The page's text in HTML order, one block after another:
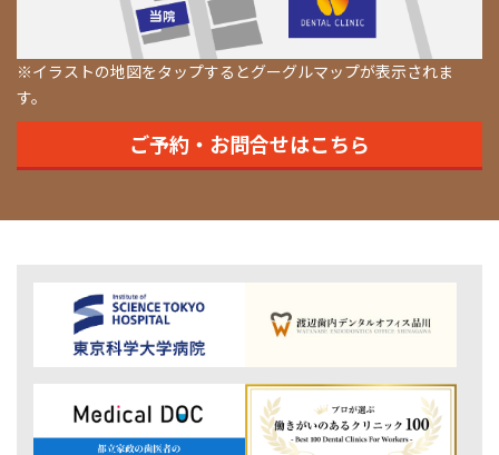
※イラストの地図をタップするとグーグルマップが表示されま
す。
ご予約・お問合せはこちら